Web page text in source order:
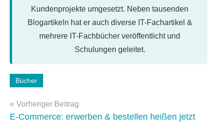
Kundenprojekte umgesetzt. Neben tausenden
Blogartikeln hat er auch diverse IT-Fachartikel &
mehrere IT-Fachbücher veröffentlicht und
Schulungen geleitet.
Schlagwörter:
books,
epub
Bücher
Beitragsnavigation
Vorheriger Beitrag
E-Commerce: erwerben & bestellen heißen jetzt